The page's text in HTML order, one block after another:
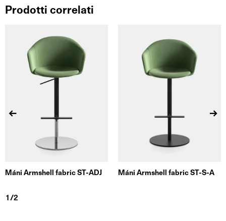
Prodotti correlati
Máni Armshell fabric ST-ADJ Máni Armshell fabric ST-S-A